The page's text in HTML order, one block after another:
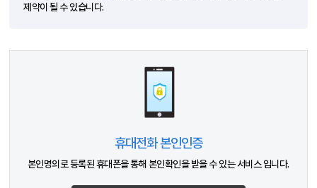
제약이 될 수 있습니다.
휴대전화 본인인증
본인명의로 등록된 휴대폰을 통해 본인확인을 받을 수 있는 서비스 입니다.